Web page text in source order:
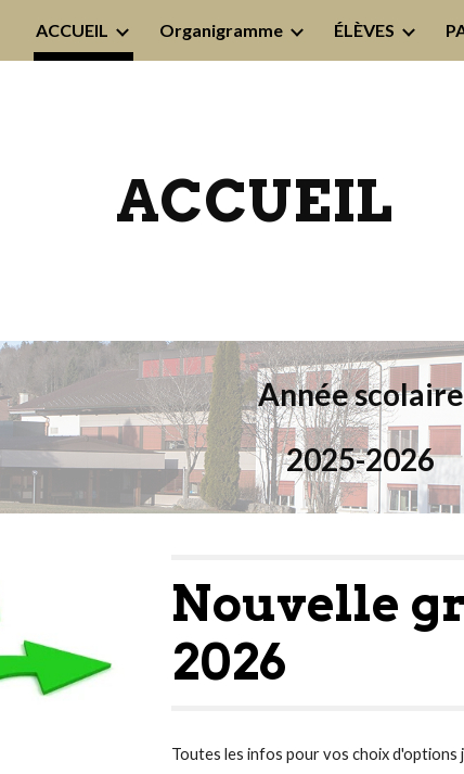
Skip to main content Skip to
ACCUEIL Organigramme ÉLÈVES
ACCUEIL
Année scolaire
2025-2026
Nouvelle
2026
Toutes les infos pour vos choix d'options